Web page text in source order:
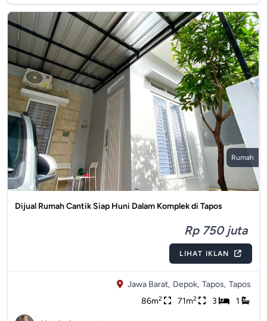
Rumah
Dijual Rumah Cantik Siap Huni Dalam Komplek di Tapos
Rp 750 juta
LIHAT IKLAN
Jawa Barat, Depok, Tapos, Tapos
86m2 71m2 3 1